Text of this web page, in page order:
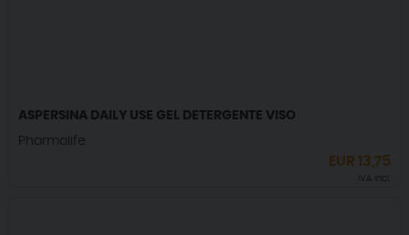
ASPERSINA DAILY USE GEL DETERGENTE VISO
Pharmalife
EUR13,75
IVA incl.